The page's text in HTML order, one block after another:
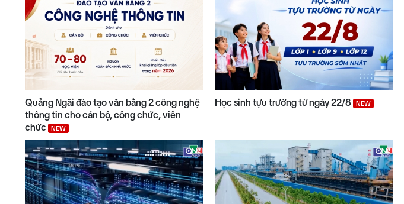
Quảng Ngãi đào tạo văn bằng 2 công nghệ
thông tin cho cán bộ, công chức, viên
chức
NEW
Học sinh tựu trường từ ngày 22/8 NEW